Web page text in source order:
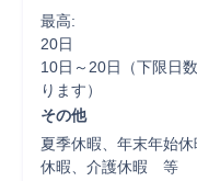
最高:
20日
10日～20日（下限日
ります）
その他
夏季休暇、年末年始
休暇、介護休暇　等